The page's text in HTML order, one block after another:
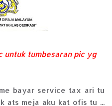
untuk tumbesaran pic yg
bayar service tax ari tu
ats meja aku kat ofis tu ...